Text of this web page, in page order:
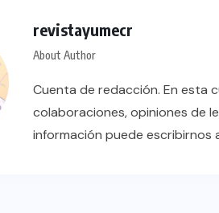
revistayumecr
About Author
Cuenta de redacción. En esta
colaboraciones, opiniones de
información puede escribirnos